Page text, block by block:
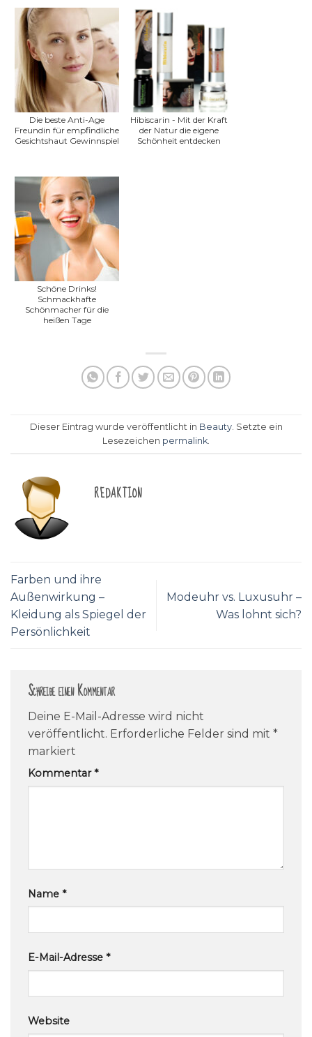
Die beste Anti-Age
Freundin für empfindliche
Gesichtshaut Gewinnspiel
Hibiscarin - Mit der Kraft
der Natur die eigene
Schönheit entdecken
Schöne Drinks!
Schmackhafte
Schönmacher für die
heißen Tage
Dieser Eintrag wurde veröffentlicht in Beauty. Setzte ein
Lesezeichen permalink
REDAKTION
Farben und ihre
Außenwirkung –
Kleidung als Spiegel der
Persönlichkeit
Modeuhr vs. Luxusuhr –
Was lohnt sich?
Schreibe einen Kommentar
Deine E-Mail-Adresse wird nicht
veröffentlicht. Erforderliche Felder sind mit *
markiert
Kommentar*
Name *
E-Mail-Adresse *
Website